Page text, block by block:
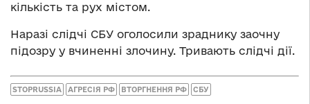
кількість та рух містом.
Наразі слідчі СБУ оголосили зраднику заочну
підозру у вчиненні злочину. Тривають слідчі дії.
STOPRUSSIA АГРЕСІЯ РФ ВТОРГНЕННЯ РФ СБУ